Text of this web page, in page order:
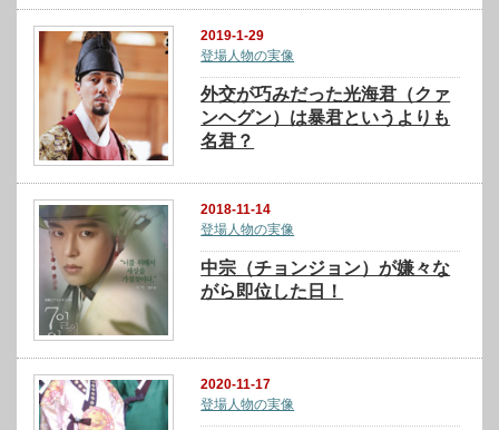
2019-1-29
登場人物の実像
外交が巧みだった光海君（クァ
ンヘグン）は暴君というよりも
名君？
2018-11-14
登場人物の実像
中宗（チョンジョン）が嫌々な
がら即位した日！
2020-11-17
登場人物の実像